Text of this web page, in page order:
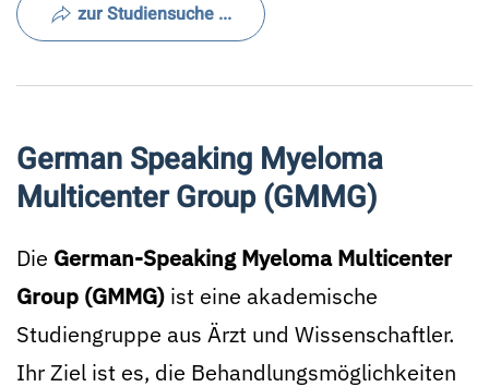
zur Studiensuche ...
German Speaking Myeloma
Multicenter Group (GMMG)
Die German-Speaking Myeloma Multicenter
Group (GMMG) ist eine akademische
Studiengruppe aus Ärzt und Wissenschaftler.
Ihr Ziel ist es, die Behandlungsmöglichkeiten